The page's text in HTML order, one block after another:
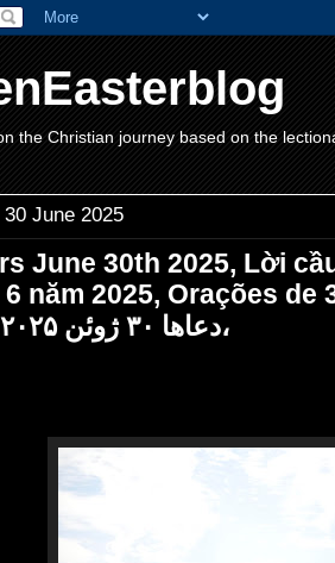
the Christian journey based on the
30 June 2025
June 30th 2025, Lời
năm 2025, Orações de
2025, دعاها ۳۰ ژوئن ۲۰۲۵،